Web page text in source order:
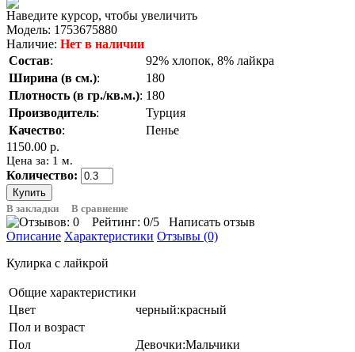
Наведите курсор, чтобы увеличить
Модель: 1753675880
Наличие: Нет в наличии
Состав:
92% хлопок, 8% лайкра
Ширина (в см.):
180
Плотность (в гр./кв.м.): 180
Производитель:
Турция
Качество:
Пенье
1150.00 р.
Цена за: 1 м.
Количество:
В закладки В сравнение
Рейтинг: 0/5
Написать отзыв
Описание Характеристики Отзывы (0)
Кулирка с лайкрой
Общие характеристики
Цвет
черный:красный
Пол и возраст
Пол
Девочки:Мальчики